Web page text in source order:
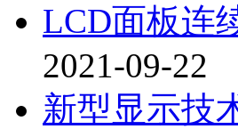
LCD面板连
2021-09-22
新型显示技